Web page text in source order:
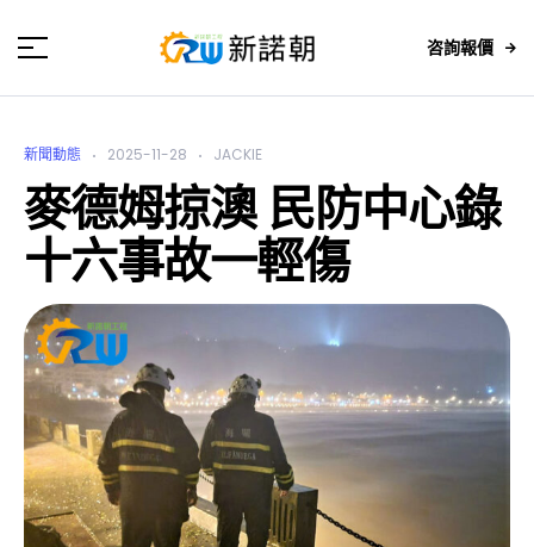
咨詢報價
新聞動態 2025-11-28 JACKIE
麥德姆掠澳 民防中心錄
十六事故一輕傷